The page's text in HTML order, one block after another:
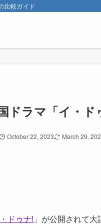
比較ガイド
ドラマ「イ・
October 22, 2023 March 29,
ドゥナ! 」が公開されて